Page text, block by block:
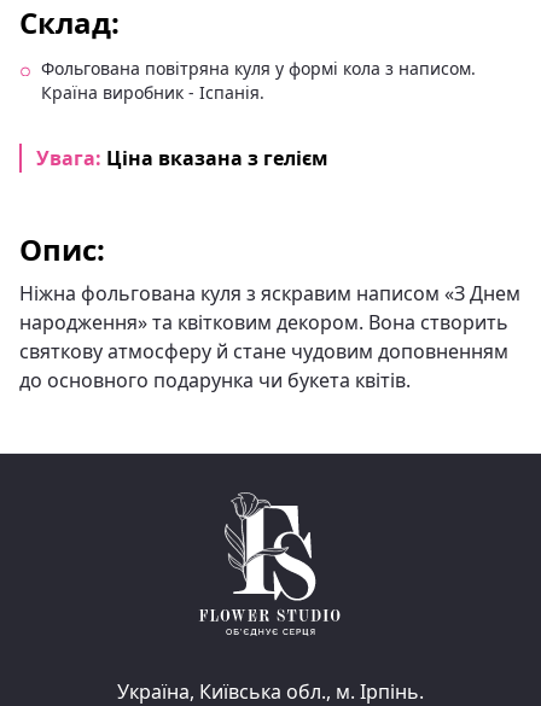
Склад:
Фольгована повітряна куля у формі кола з написом.
Країна виробник - Іспанія.
Увага: Ціна вказана з гелієм
Опис:
Ніжна фольгована куля з яскравим написом «З Днем
народження» та квітковим декором. Вона створить
святкову атмосферу й стане чудовим доповненням
до основного подарунка чи букета квітів.
Україна, Київська обл., м. Ірпінь.